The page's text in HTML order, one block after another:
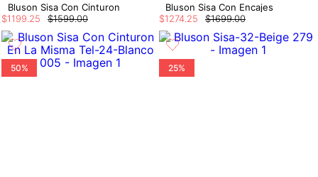
Bluson Sisa Con Cinturon
$1599.00
$1199 25
Bluson Sisa Con Encajes
$1699.00
$1274 25
50% 25%